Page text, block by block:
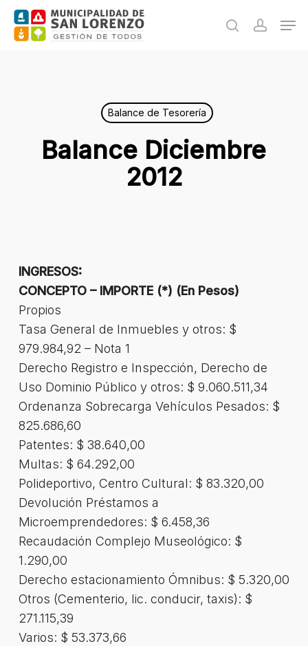
Skip
search
Balance de Tesorería
Balance Diciembre
2012
INGRESOS:
CONCEPTO – IMPORTE (*) (En Pesos)
Propios
Tasa General de Inmuebles y otros: $
979.984,92 – Nota 1
Derecho Registro e Inspección, Derecho de
Uso Dominio Público y otros: $ 9.060.511,34
Ordenanza Sobrecarga Vehículos Pesados: $
825.686,60
Patentes: $ 38.640,00
Multas: $ 64.292,00
Polideportivo, Centro Cultural: $ 83.320,00
Devolución Préstamos a
Microemprendedores: $ 6.458,36
Recaudación Complejo Museológico: $
1.290,00
Derecho estacionamiento Ómnibus: $ 5.320,00
Otros (Cementerio, lic. conducir, taxis): $
271.115,39
Varios: $ 53.373,66